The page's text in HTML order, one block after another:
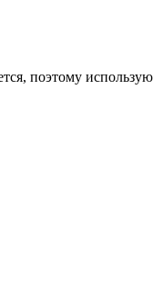
поэтому